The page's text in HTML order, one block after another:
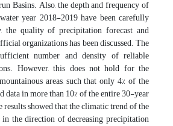
Basins. Also, the depth and frequency of
year 2018-2019 have been carefully
the quality of precipitation forecast and
organizations has been discussed. The
number and density of reliable
However, this does not hold for the
areas, such that only 4% of the
data in more than 10% of the entire 30-year
showed that the climatic trend of the
the direction of decreasing precipitation